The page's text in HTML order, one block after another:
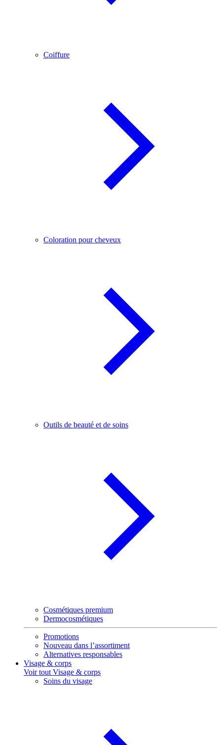
Coiffure
Coloration pour cheveux
Outils de beauté et de soins
Cosmétiques premium
Dermocosmétiques
Promotions
Nouveau dans l’assortiment
Alternatives responsables
Visage & corps
Voir tout Visage & corps
Soins du visage